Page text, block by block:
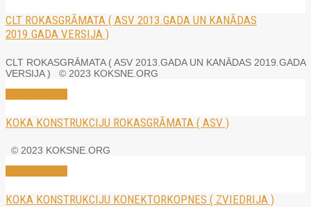
CLT ROKASGRĀMATA ( ASV 2013.GADA UN KANĀDAS
2019.GADA VERSIJA )
CLT ROKASGRĀMATA ( ASV 2013.GADA UN KANĀDAS 2019.GADA
VERSIJA ) © 2023 KOKSNE.ORG
KOKA KONSTRUKCIJU ROKASGRĀMATA ( ASV )
© 2023 KOKSNE.ORG
KOKA KONSTRUKCIJU KONEKTORKOPNES ( ZVIEDRIJA )